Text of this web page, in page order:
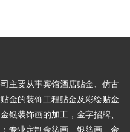
主要从事宾馆酒店贴金、仿古
金的装饰工程贴金及彩绘贴金
银装饰画的加工，金字招牌、
专业定制金箔画、银箔画、金